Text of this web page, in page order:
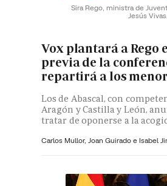
Sira Rego, ministra de
Jesús
Vox plantará a Rego
previa de la
repartirá a los
Los de Abascal, con
Aragón y Castilla y León,
tratar de oponerse a la
Carlos Mullor, Joan Guirado e Isabel